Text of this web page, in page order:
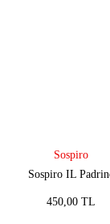
Sospiro
Sospiro IL
450,00 TL